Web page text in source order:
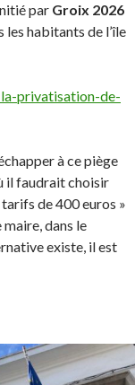
par Groix 2026
les habitants de l’île
privatisation-de-
à ce piège
il faudrait choisir
de 400 euros »
dans le
existe, il est